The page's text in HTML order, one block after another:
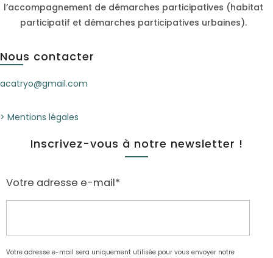
l’accompagnement de démarches participatives (habitat
participatif et démarches participatives urbaines).
Nous contacter
acatryo@gmail.com
> Mentions légales
Inscrivez-vous à notre newsletter !
Votre adresse e-mail*
Votre adresse e-mail sera uniquement utilisée pour vous envoyer notre